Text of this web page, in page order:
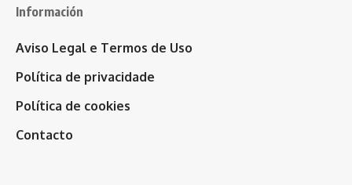
Información
Aviso Legal e Termos de Uso
Política de privacidade
Política de cookies
Contacto